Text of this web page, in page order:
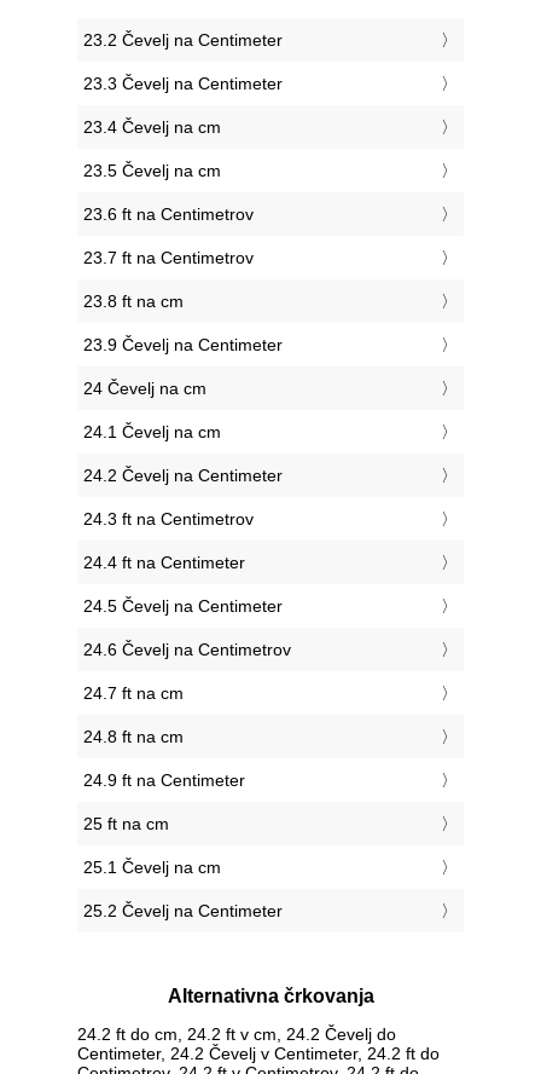
23.2 Čevelj na Centimeter
23.3 Čevelj na Centimeter
23.4 Čevelj na cm
23.5 Čevelj na cm
23.6 ft na Centimetrov
23.7 ft na Centimetrov
23.8 ft na cm
23.9 Čevelj na Centimeter
24 Čevelj na cm
24.1 Čevelj na cm
24.2 Čevelj na Centimeter
24.3 ft na Centimetrov
24.4 ft na Centimeter
24.5 Čevelj na Centimeter
24.6 Čevelj na Centimetrov
24.7 ft na cm
24.8 ft na cm
24.9 ft na Centimeter
25 ft na cm
25.1 Čevelj na cm
25.2 Čevelj na Centimeter
Alternativna črkovanja
24.2 ft do cm, 24.2 ft v cm, 24.2 Čevelj do
Centimeter, 24.2 Čevelj v Centimeter, 24.2 ft do